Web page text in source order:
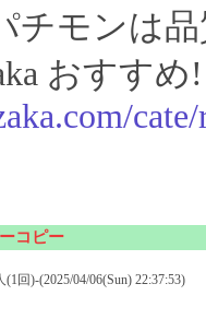
チモンは
おすすめ!
コピー
(1回)-(2025/04/06(Sun) 22:37:53)